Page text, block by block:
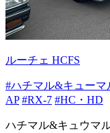
ルーチェ HCFS
#ハチマル&キュー
AP #RX-7 #HC・HD
ハチマル&キュウマ